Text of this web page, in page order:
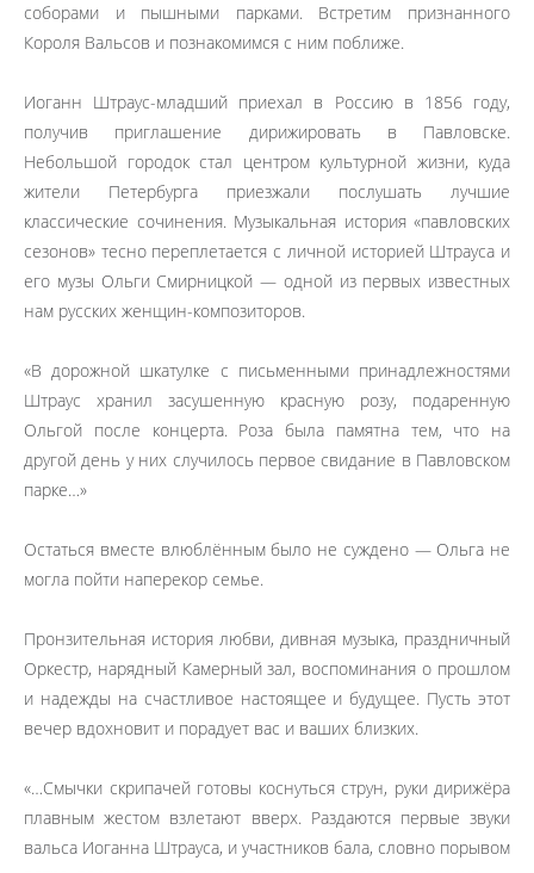
соборами и пышными парками. Встретим признанного
Короля Вальсов и познакомимся с ним поближе.
Иоганн Штраус-младший приехал в Россию в 1856 году,
получив приглашение дирижировать в Павловске.
Небольшой городок стал центром культурной жизни, куда
жители Петербурга приезжали послушать лучшие
классические сочинения. Музыкальная история «павловских
сезонов» тесно переплетается с личной историей Штрауса и
его музы Ольги Смирницкой — одной из первых известных
нам русских женщин-композиторов.
«В дорожной шкатулке с письменными принадлежностями
Штраус хранил засушенную красную розу, подаренную
Ольгой после концерта. Роза была памятна тем, что на
другой день у них случилось первое свидание в Павловском
парке…»
Остаться вместе влюблённым было не суждено — Ольга не
могла пойти наперекор семье.
Пронзительная история любви, дивная музыка, праздничный
Оркестр, нарядный Камерный зал, воспоминания о прошлом
и надежды на счастливое настоящее и будущее. Пусть этот
вечер вдохновит и порадует вас и ваших близких.
«…Смычки скрипачей готовы коснуться струн, руки дирижёра
плавным жестом взлетают вверх. Раздаются первые звуки
вальса Иоганна Штрауса, и участников бала, словно порывом